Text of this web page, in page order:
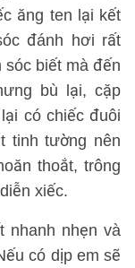
ăng ten lại kết
đánh hơi rất
sóc biết mà đến
bù lại, cặp
có chiếc đuôi
tinh tường nên
thoắt, trông
xiếc.
nhanh nhẹn và
có dịp em sẽ